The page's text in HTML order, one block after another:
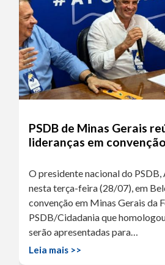
PSDB de Minas Gerais
lideranças em convenção
O presidente nacional do
nesta terça-feira (28/07), em
convenção em Minas Gerais da
PSDB/Cidadania que
serão apresentadas para…
Leia mais >>